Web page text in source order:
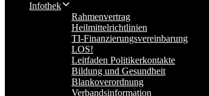
Infothek
Rahmenvertrag
Heilmittelrichtlinien
TI-Finanzierungsvereinbarung
LOS!
Leitfaden Politikerkontakte
Bildung und Gesundheit
Blankoverordnung
Verbandsinformation